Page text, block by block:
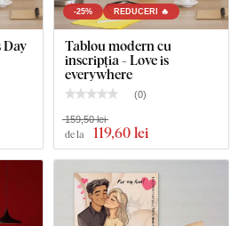
Day
-25% REDUCERI 🔥
Tablou modern cu
inscripția - Love is
everywhere
(0)
de la 119,60 lei
159,50 lei